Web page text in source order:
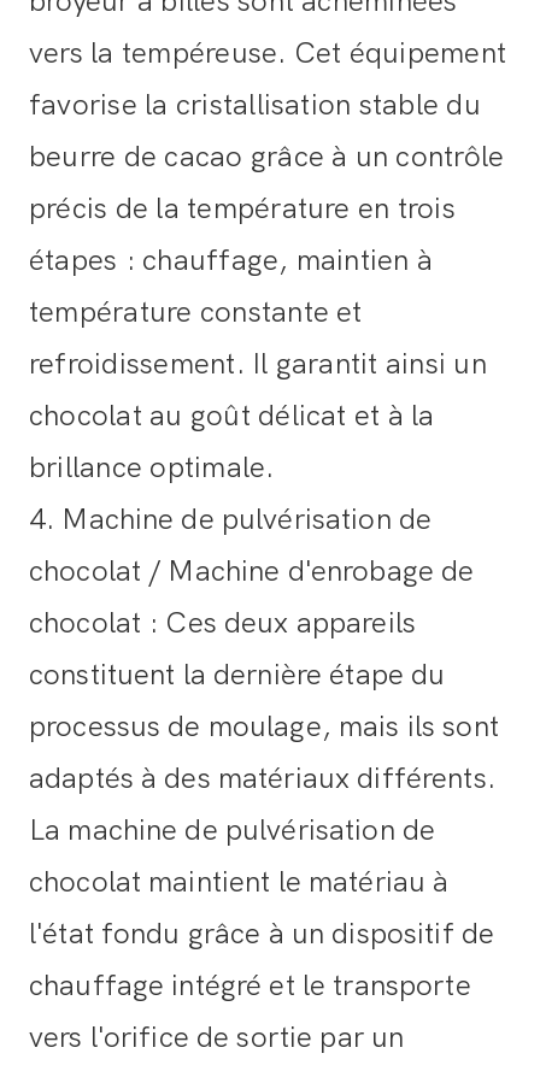
vers la tempéreuse. Cet équipement
favorise la cristallisation stable du
beurre de cacao grâce à un contrôle
précis de la température en trois
étapes : chauffage, maintien à
température constante et
refroidissement. Il garantit ainsi un
chocolat au goût délicat et à la
brillance optimale.
4. Machine de pulvérisation de
chocolat / Machine d'enrobage de
chocolat : Ces deux appareils
constituent la dernière étape du
processus de moulage, mais ils sont
adaptés à des matériaux différents.
La machine de pulvérisation de
chocolat maintient le matériau à
l'état fondu grâce à un dispositif de
chauffage intégré et le transporte
vers l'orifice de sortie par un